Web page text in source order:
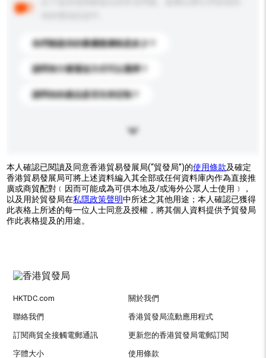
你們能提供的最優惠價格是多少？
請問有什麼運送方式可以選擇？
請問你的產品是否支持定制？
本人確認已閱讀及同意香港貿易發展局(“貿發局”)的使用條款及確定
香港貿易發展局可將上述資料編入其全部或任何資料庫內作為直接推
廣或商貿配對﹝因而可能成為可供本地及/或海外公眾人士使用﹞，
以及用於貿發局在私隱政策聲明中所述之其他用途；本人確認已獲得
此表格上所述的每一位人士同意及授權，將其個人資料提供予貿發局
作此表格提及的用途。
HKTDC.com 關於我們
聯絡我們 香港貿發局流動應用程式
訂閱商貿全接觸電郵通訊 更新您的香港貿發局電郵訂閱
字體大小 使用條款